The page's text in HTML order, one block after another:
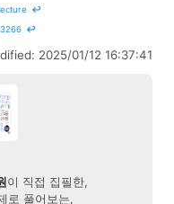
↩
↩
2025/01/12 16:37:41
이 직접 집필한,
로 풀어보는,